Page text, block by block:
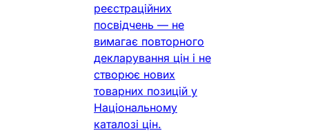
реєстраційних
посвідчень — не
вимагає повторного
декларування цін і не
створює нових
товарних позицій у
Національному
каталозі цін.